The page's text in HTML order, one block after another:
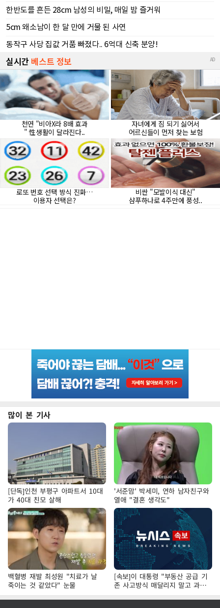
많이 본 기사
[단독]인천 부평구 아파트서 10대
가 40대 친모 살해
'서준맘' 박세미, 연하 남자친구와
열애 "결혼 생각도"
백혈병 재발 최성원 "치료가 날
죽이는 것 같았다" 눈물
[속보]이 대통령 "부동산 공급 기
존 사고방식 매달리지 말고 과감
히 실천"